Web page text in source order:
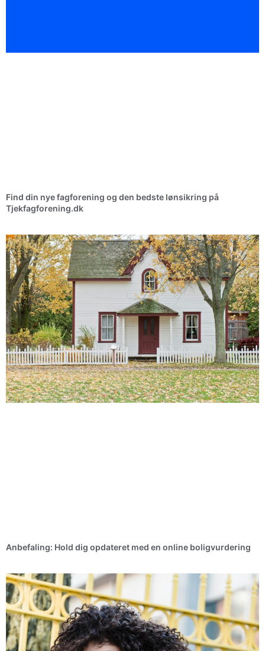
Find din nye fagforening og den bedste lønsikring på
Tjekfagforening.dk
Anbefaling: Hold dig opdateret med en online boligvurdering